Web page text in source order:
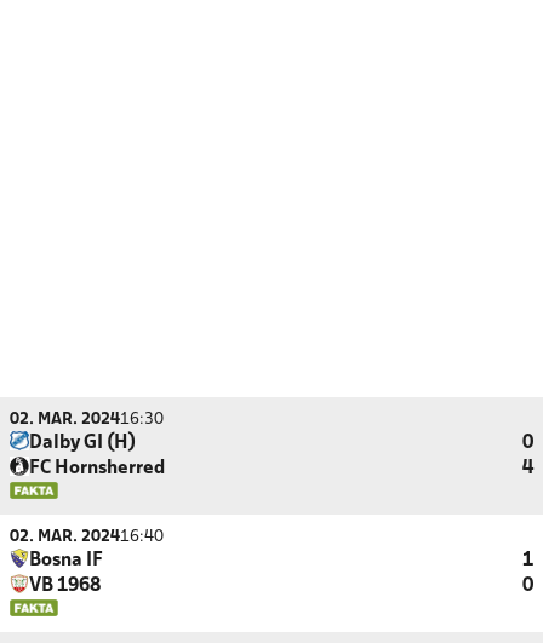
02. MAR. 202416:30
Dalby GI (H)
0
FC Hornsherred
4
02. MAR. 202416:40
Bosna IF
1
VB 1968
0